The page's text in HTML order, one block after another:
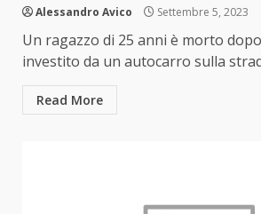
Alessandro Avico Settembre 5, 2023
Un ragazzo di 25 anni è morto
investito da un autocarro sulla
Read More